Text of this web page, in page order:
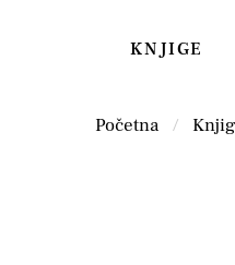
KNJIGE
Početna